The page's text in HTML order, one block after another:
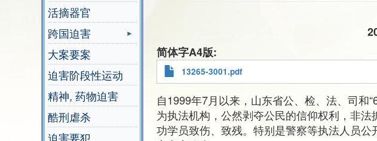
活摘器官
跨国迫害
大案要案
迫害阶段性运动
精神, 药物迫害
酷刑虐杀
迫害要犯
简体字A4版
13265-3001.pdf
自1999年7月以来，山东省公、检、法、司和
为执法机构，公然剥夺公民的信仰权利，非
功学员致伤、致残。特别是警察等执法人员